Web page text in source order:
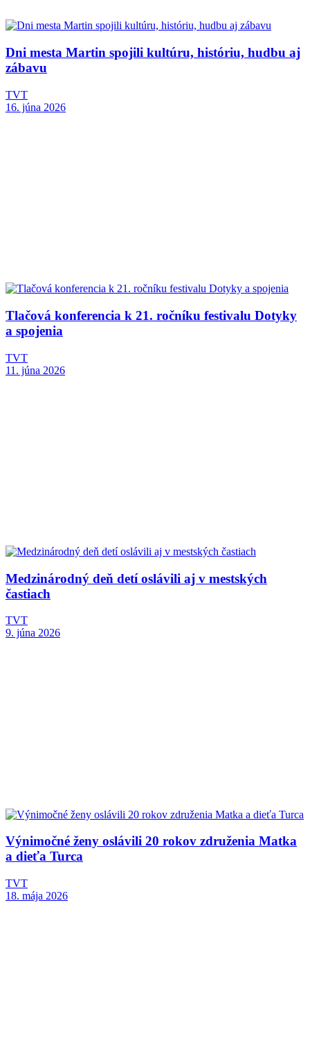
Dni mesta Martin spojili kultúru, históriu, hudbu aj
zábavu
TVT
16. júna 2026
Tlačová konferencia k 21. ročníku festivalu Dotyky
a spojenia
TVT
11. júna 2026
Medzinárodný deň detí oslávili aj v mestských
častiach
TVT
9. júna 2026
Výnimočné ženy oslávili 20 rokov združenia Matka
a dieťa Turca
TVT
18. mája 2026